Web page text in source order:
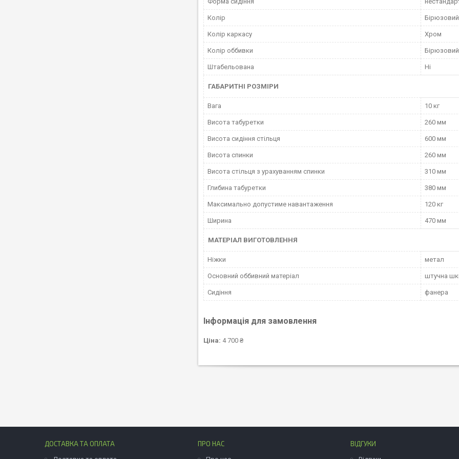
Колір Бірюзовий
Колір каркасу Хром
Колір оббивки Бірюзовий
Штабельована Ні
ГАБАРИТНІ РОЗМІРИ
Вага 10 кг
Висота табуретки 260 мм
Висота сидіння стільця 600 мм
Висота спинки 260 мм
Висота стільця з урахуванням спинки 310 мм
Глибина табуретки 380 мм
Максимально допустиме навантаження 120 кг
Ширина 470 мм
МАТЕРІАЛ ВИГОТОВЛЕННЯ
Ніжки метал
Основний оббивний матеріал штучна
Сидіння фанера
Інформація для замовлення
Ціна: 4 700 ₴
ДОСТАВКА ТА ОПЛАТА ПРО НАС ВІДГУКИ